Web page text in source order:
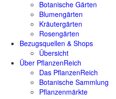
Botanische Gärten
Blumengärten
Kräutergärten
Rosengärten
Bezugsquellen & Shops
Übersicht
Über PflanzenReich
Das PflanzenReich
Botanische Sammlung
Pflanzenmärkte